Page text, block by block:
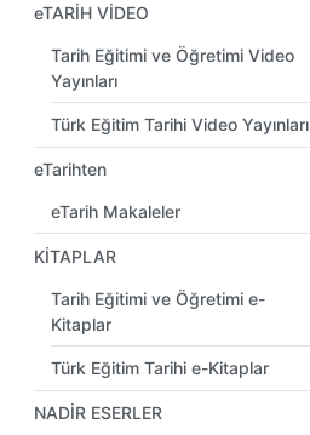
eTARİH VİDEO
Tarih Eğitimi ve Öğretimi Video
Yayınları
Türk Eğitim Tarihi Video Yayınları
eTarihten
eTarih Makaleler
KİTAPLAR
Tarih Eğitimi ve Öğretimi e-
Kitaplar
Türk Eğitim Tarihi e-Kitaplar
NADİR ESERLER